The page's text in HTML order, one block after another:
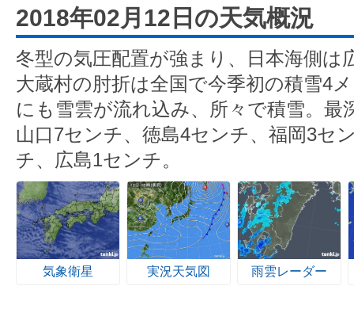
2018年02月12日の天気概況
冬型の気圧配置が強まり、日本海側は
大蔵村の肘折は全国で今季初の積雪4
にも雪雲が流れ込み、所々で積雪。最
山口7センチ、徳島4センチ、福岡3セ
チ、広島1センチ。
気象衛星 実況天気図 雨雲レーダー